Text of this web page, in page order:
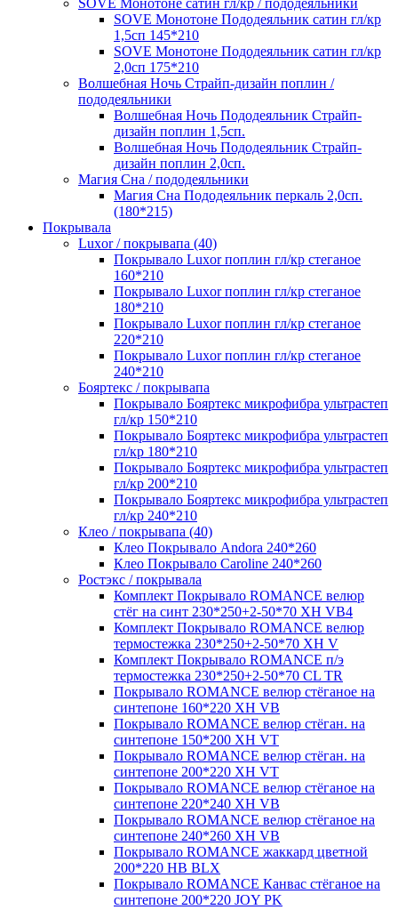
SOVE Монотоне сатин гл/кр / пододеяльники
SOVE Монотоне Пододеяльник сатин гл/кр
1,5сп 145*210
SOVE Монотоне Пододеяльник сатин гл/кр
2,0сп 175*210
Волшебная Ночь Страйп-дизайн поплин /
пододеяльники
Волшебная Ночь Пододеяльник Страйп-
дизайн поплин 1,5сп.
Волшебная Ночь Пододеяльник Страйп-
дизайн поплин 2,0сп.
Магия Сна / пододеяльники
Магия Сна Пододеяльник перкаль 2,0сп.
(180*215)
Покрывала
Luxor / покрывапа (40)
Покрывало Luxor поплин гл/кр стеганое
160*210
Покрывало Luxor поплин гл/кр стеганое
180*210
Покрывало Luxor поплин гл/кр стеганое
220*210
Покрывало Luxor поплин гл/кр стеганое
240*210
Бояртекс / покрывапа
Покрывало Бояртекс микрофибра ультрастеп
гл/кр 150*210
Покрывало Бояртекс микрофибра ультрастеп
гл/кр 180*210
Покрывало Бояртекс микрофибра ультрастеп
гл/кр 200*210
Покрывало Бояртекс микрофибра ультрастеп
гл/кр 240*210
Клео / покрывапа (40)
Клео Покрывало Andora 240*260
Клео Покрывало Caroline 240*260
Ростэкс / покрывала
Комплект Покрывало ROMANCE велюр
стёг на синт 230*250+2-50*70 XH VB4
Комплект Покрывало ROMANCE велюр
термостежка 230*250+2-50*70 XH V
Комплект Покрывало ROMANCE п/э
термостежка 230*250+2-50*70 CL TR
Покрывало ROMANCE велюр стёганое на
синтепоне 160*220 XH VB
Покрывало ROMANCE велюр стёган. на
синтепоне 150*200 XH VT
Покрывало ROMANCE велюр стёган. на
синтепоне 200*220 XH VT
Покрывало ROMANCE велюр стёганое на
синтепоне 220*240 XH VB
Покрывало ROMANCE велюр стёганое на
синтепоне 240*260 XH VB
Покрывало ROMANCE жаккард цветной
200*220 HB BLX
Покрывало ROMANCE Канвас стёганое на
синтепоне 200*220 JOY PK